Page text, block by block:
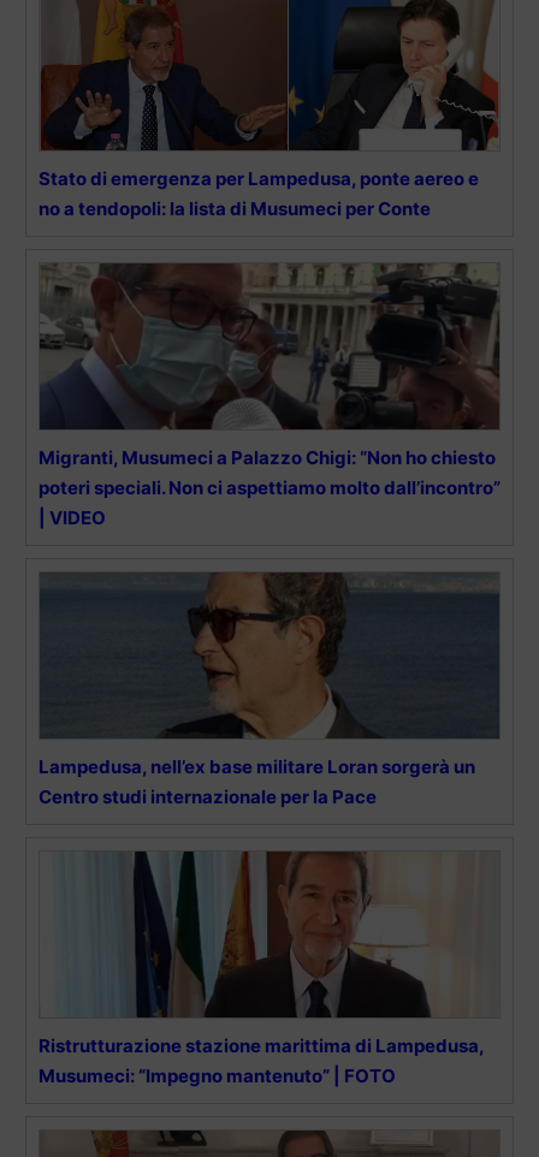
Stato di emergenza per Lampedusa, ponte aereo e
no a tendopoli: la lista di Musumeci per Conte
Migranti, Musumeci a Palazzo Chigi: “Non ho chiesto
poteri speciali. Non ci aspettiamo molto dall’incontro”
| VIDEO
Lampedusa, nell’ex base militare Loran sorgerà un
Centro studi internazionale per la Pace
Ristrutturazione stazione marittima di Lampedusa,
Musumeci: “Impegno mantenuto” | FOTO